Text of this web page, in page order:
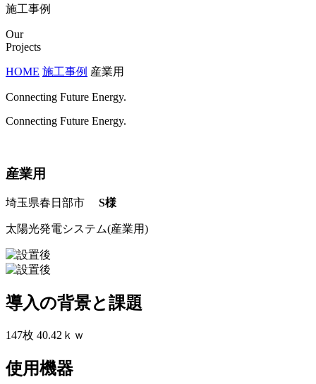
施工事例
Our
Projects
HOME 施工事例 産業用
Connecting Future Energy.
Connecting Future Energy.
産業用
埼玉県春日部市 S様
太陽光発電システム(産業用)
導入の背景と課題
147枚 40.42ｋｗ
使用機器